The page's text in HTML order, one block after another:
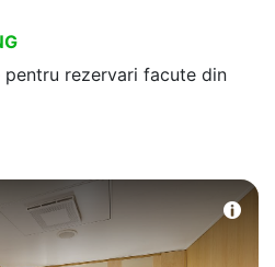
pentru rezervari facute din